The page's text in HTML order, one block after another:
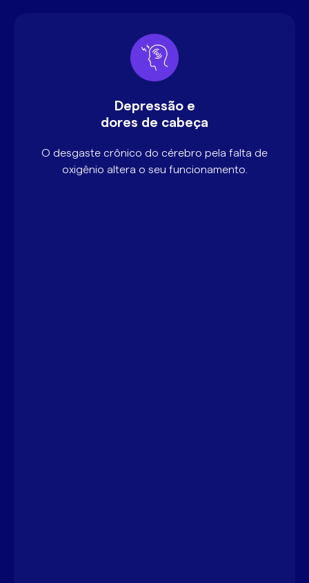
Depressão e
dores de cabeça
O desgaste crônico do cérebro pela falta de
oxigênio altera o seu funcionamento.